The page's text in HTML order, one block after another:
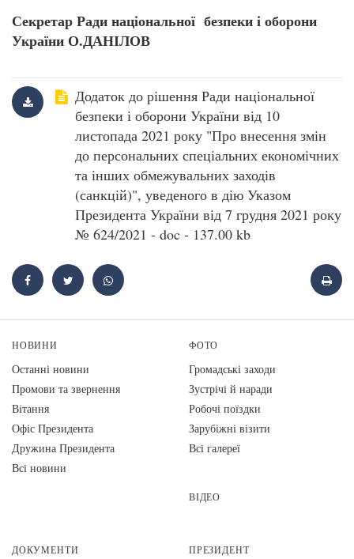
Секретар Ради національної безпеки і оборони
України О.ДАНІЛОВ
Додаток до рішення Ради національної
безпеки і оборони України від 10
листопада 2021 року "Про внесення змін
до персональних спеціальних економічних
та інших обмежувальних заходів
(санкцій)", уведеного в дію Указом
Президента України від 7 грудня 2021 року
№ 624/2021 - doc - 137.00 kb
НОВИНИ
Останні новини
Промови та звернення
Вiтання
Офіс Президента
Дружина Президента
Всі новини
ФОТО
Громадські заходи
Зустрічі й наради
Робочі поїздки
Зарубіжні візити
Всі галереї
ВІДЕО
ДОКУМЕНТИ ПРЕЗИДЕНТ